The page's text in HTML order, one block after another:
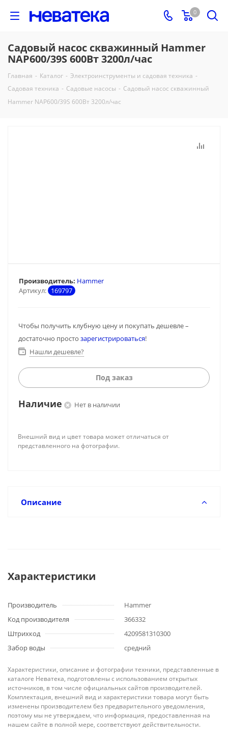
0
Садовый насос скважинный Hammer
NAP600/39S 600Вт 3200л/час
Главная - Каталог - Электроинструменты и садовая техника -
Садовая техника - Садовые насосы - Садовый насос скважинный
Hammer NAP600/39S 600Вт 3200л/час
Артикул: 169797
Производитель: Hammer
Чтобы получить клубную цену и покупать дешевле –
достаточно просто зарегистрироваться!
Нашли дешевле?
Под заказ
Наличие Нет в наличии
Внешний вид и цвет товара может отличаться от
представленного на фотографии.
Описание
Характеристики
Производитель
Hammer
Код производителя
366332
Штрихкод
4209581310300
Забор воды
средний
Характеристики, описание и фотографии техники, представленные в
каталоге Неватека, подготовлены с использованием открытых
источников, в том числе официальных сайтов производителей.
Комплектация, внешний вид и характеристики товара могут быть
изменены производителем без предварительного уведомления,
поэтому мы не утверждаем, что информация, предоставленная на
нашем сайте в полной мере, соответствуют действительности.